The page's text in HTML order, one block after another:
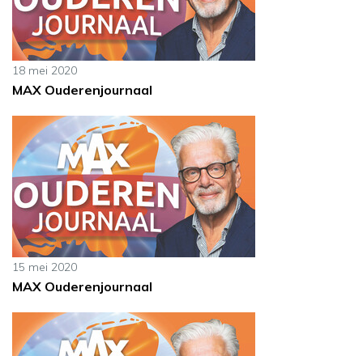
18 mei 2020
MAX Ouderenjournaal
15 mei 2020
MAX Ouderenjournaal